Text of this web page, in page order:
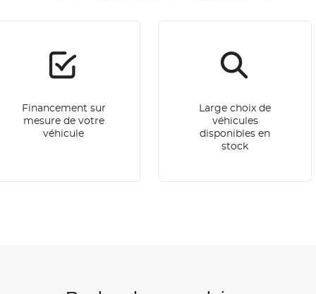
Financement sur
mesure de votre
véhicule
Large choix de
véhicules
disponibles en
stock